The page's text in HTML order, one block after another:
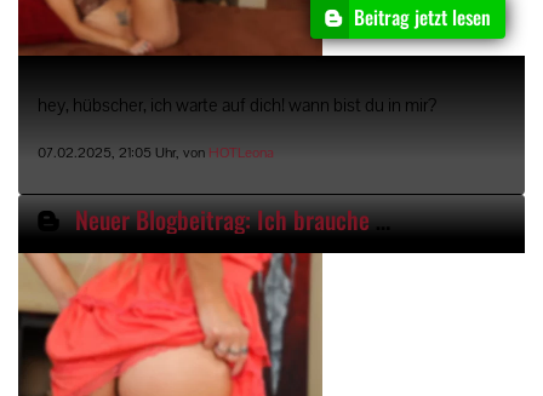
Beitrag jetzt lesen
hey, hübscher, ich warte auf dich! wann bist du in mir?
07.02.2025, 21:05 Uhr, von HOTLeona
Neuer Blogbeitrag: Ich brauche mal wieder einen Klaps auf dem Poo